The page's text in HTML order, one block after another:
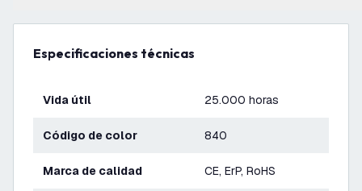
Especificaciones técnicas
Vida útil 25.000 horas
Código de color 840
Marca de calidad CE, ErP, RoHS